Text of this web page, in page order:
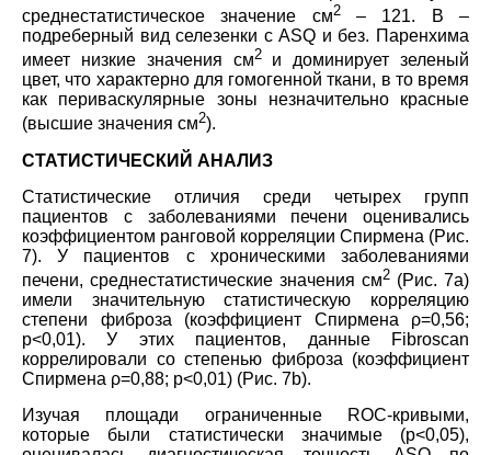
среднестатистическое значение см2– 121. B –
подреберный вид селезенки с ASQ и без. Паренхима
имеет низкие значения см2и доминирует зеленый
цвет, что характерно для гомогенной ткани, в то время
как периваскулярные зоны незначительно красные
(высшие значения см2).
СТАТИСТИЧЕСКИЙ АНАЛИЗ
Статистические отличия среди четырех групп
пациентов с заболеваниями печени оценивались
коэффициентом ранговой корреляции Спирмена (Рис.
7). У пациентов с хроническими заболеваниями
печени, среднестатистические значения см2 (Рис. 7а)
имели значительную статистическую корреляцию
степени фиброза (коэффициент Спирмена ρ=0,56;
р<0,01). У этих пациентов, данные Fibroscan
коррелировали со степенью фиброза (коэффициент
Спирмена ρ=0,88; р<0,01) (Рис. 7b).
Изучая площади ограниченные ROC-кривыми,
которые были статистически значимые (р<0,05),